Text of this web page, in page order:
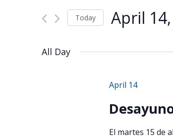
Navigation
Events
by
Today April
All Day
April 14
El martes 15 de